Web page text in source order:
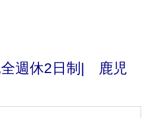
全週休2日制| 鹿児